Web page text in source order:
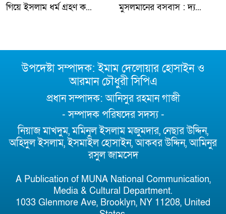
গিয়ে ইসলাম ধর্ম গ্রহণ ক...
মুসলমানের বসবাস : দ্য...
উপদেষ্টা সম্পাদক: ইমাম দেলোয়ার হোসাইন ও
আরমান চৌধুরী সিপিএ
প্রধান সম্পাদক: আনিসুর রহমান গাজী
- সম্পাদক পরিষদের সদস্য -
নিয়াজ মাখদুম, মমিনুল ইসলাম মজুমদার, নেছার উদ্দিন,
অহিদুল ইসলাম, ইসমাইল হোসাইন, আকবর উদ্দিন, আমিনুর
রসুল জামসেদ
A Publication of MUNA National Communication,
Media & Cultural Department.
1033 Glenmore Ave, Brooklyn, NY 11208, United